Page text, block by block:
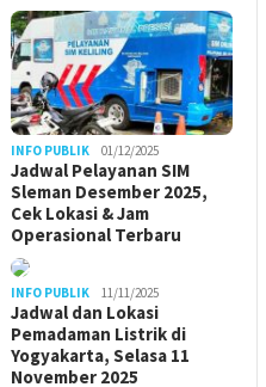
INFO PUBLIK 01/12/2025
Jadwal Pelayanan SIM
Sleman Desember 2025,
Cek Lokasi & Jam
Operasional Terbaru
INFO PUBLIK 11/11/2025
Jadwal dan Lokasi
Pemadaman Listrik di
Yogyakarta, Selasa 11
November 2025